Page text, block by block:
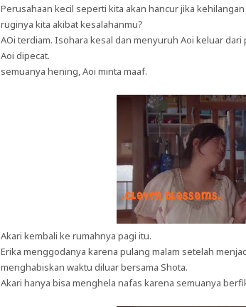
Perusahaan kecil seperti kita akan hancur jika
ruginya kita akibat kesalahanmu?
AOi terdiam. Isohara kesal dan menyuruh Aoi keluar
Aoi dipecat.
semuanya hening, Aoi minta maaf.
Akari kembali ke rumahnya pagi itu.
Erika menggodanya karena pulang malam setelah
menghabiskan waktu diluar bersama Shota.
Akari hanya bisa menghela nafas karena semuanya